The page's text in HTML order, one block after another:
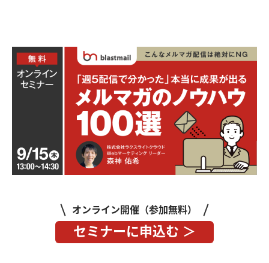
オンライン開催（参加無料）
セミナーに申込む ＞